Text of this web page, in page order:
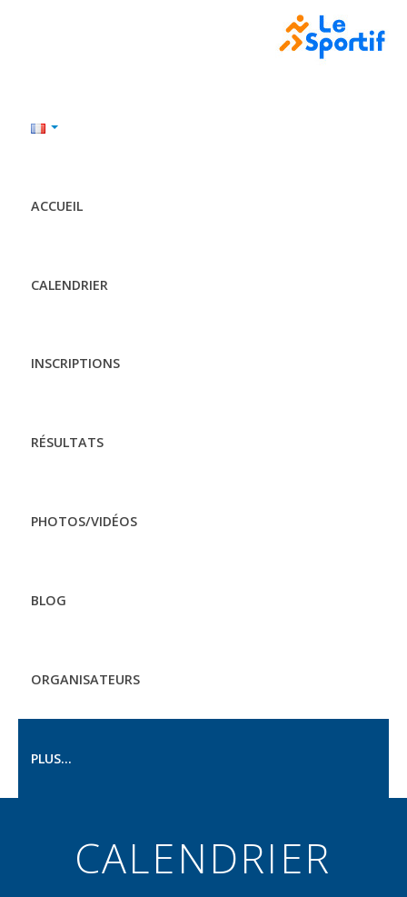
ACCUEIL
CALENDRIER
INSCRIPTIONS
RÉSULTATS
PHOTOS/VIDÉOS
BLOG
ORGANISATEURS
PLUS...
CALENDRIER